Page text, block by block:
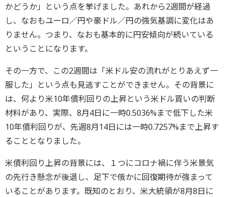
かどうか」という点を挙げました。あれから2週間が経過
し、なおもユーロ／円や豪ドル／円の強気基調に変化はあ
りません。つまり、なおも基本的に円安傾向が続いている
ということになります。
その一方で、この2週間は「米ドル安の流れがとりあえず一
服した」という点も見逃すことができません。その背景に
は、何より米10年債利回りの上昇という米ドル買いの判断
材料があり、実際、8月4日に一時0.5036%まで低下した米
10年債利回りが、先週8月14日には一時0.7257%まで上昇す
ることとなりました。
米債利回り上昇の背景には、１つにコロナ禍に伴う米景気
の先行き懸念が後退し、足下で俄かに回復期待が強まって
いることがあります。既知のとおり、米大統領が8月8日に